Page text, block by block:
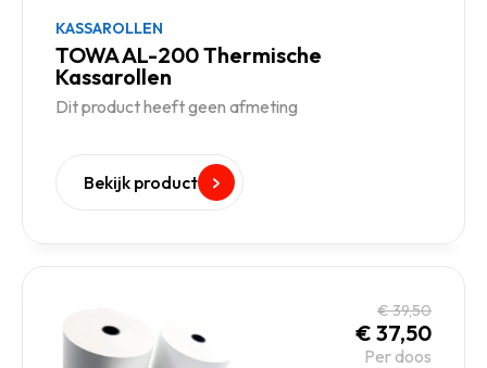
KASSAROLLEN
TOWA AL-200 Thermische
Kassarollen
Dit product heeft geen afmeting
Bekijk product
€39,50
€ 37,50
Per doos